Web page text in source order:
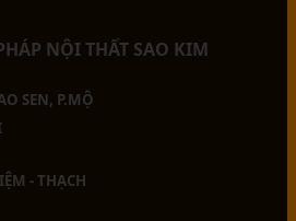
NỘI THẤT SAO KIM
SEN, P.MỘ
- THẠCH